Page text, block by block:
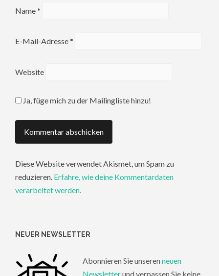
Name*
E-Mail-Adresse*
Website
Ja, füge mich zu der Mailingliste hinzu!
Diese Website verwendet Akismet, um Spam zu
reduzieren. Erfahre, wie deine Kommentardaten
verarbeitet werden.
NEUER NEWSLETTER
Abonnieren Sie unseren neuen
Newsletterund verpassen Sie keine